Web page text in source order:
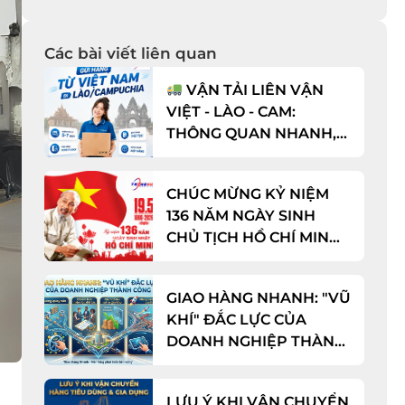
Các bài viết liên quan
VẬN TẢI LIÊN VẬN
VIỆT - LÀO - CAM:
THÔNG QUAN NHANH,
CHÚC MỪNG KỶ NIỆM
136 NĂM NGÀY SINH
CHỦ TỊCH HỒ CHÍ MINH
GIAO HÀNG NHANH: "VŨ
KHÍ" ĐẮC LỰC CỦA
DOANH NGHIỆP THÀNH